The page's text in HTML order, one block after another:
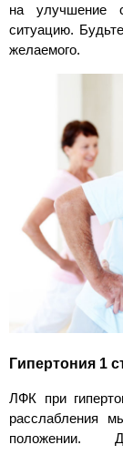
на улучшение
ситуацию.
желаемого.
Гипертония 1
ЛФК при
расслабления
положении.